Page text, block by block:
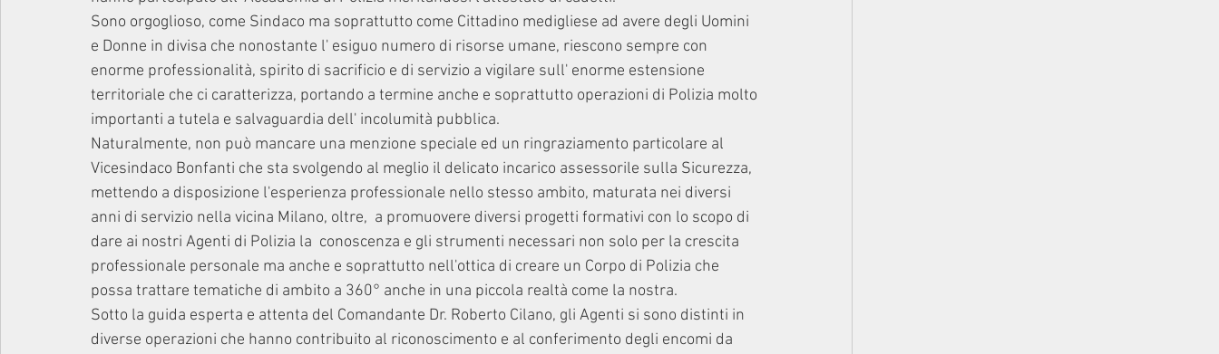
Sono orgoglioso, come Sindaco ma soprattutto come Cittadino medigliese ad avere degli Uomini
e Donne in divisa che nonostante l' esiguo numero di risorse umane, riescono sempre con
enorme professionalità, spirito di sacrificio e di servizio a vigilare sull' enorme estensione
territoriale che ci caratterizza, portando a termine anche e soprattutto operazioni di Polizia molto
importanti a tutela e salvaguardia dell' incolumità pubblica.
Naturalmente, non può mancare una menzione speciale ed un ringraziamento particolare al
Vicesindaco Bonfanti che sta svolgendo al meglio il delicato incarico assessorile sulla Sicurezza,
mettendo a disposizione l'esperienza professionale nello stesso ambito, maturata nei diversi
anni di servizio nella vicina Milano, oltre,  a promuovere diversi progetti formativi con lo scopo di
dare ai nostri Agenti di Polizia la  conoscenza e gli strumenti necessari non solo per la crescita
professionale personale ma anche e soprattutto nell'ottica di creare un Corpo di Polizia che
possa trattare tematiche di ambito a 360° anche in una piccola realtà come la nostra.
Sotto la guida esperta e attenta del Comandante Dr. Roberto Cilano, gli Agenti si sono distinti in
diverse operazioni che hanno contribuito al riconoscimento e al conferimento degli encomi da